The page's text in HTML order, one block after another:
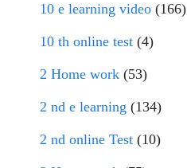
10 e learning video (166)
10 th online test (4)
2 Home work (53)
2 nd e learning (134)
2 nd online Test (10)